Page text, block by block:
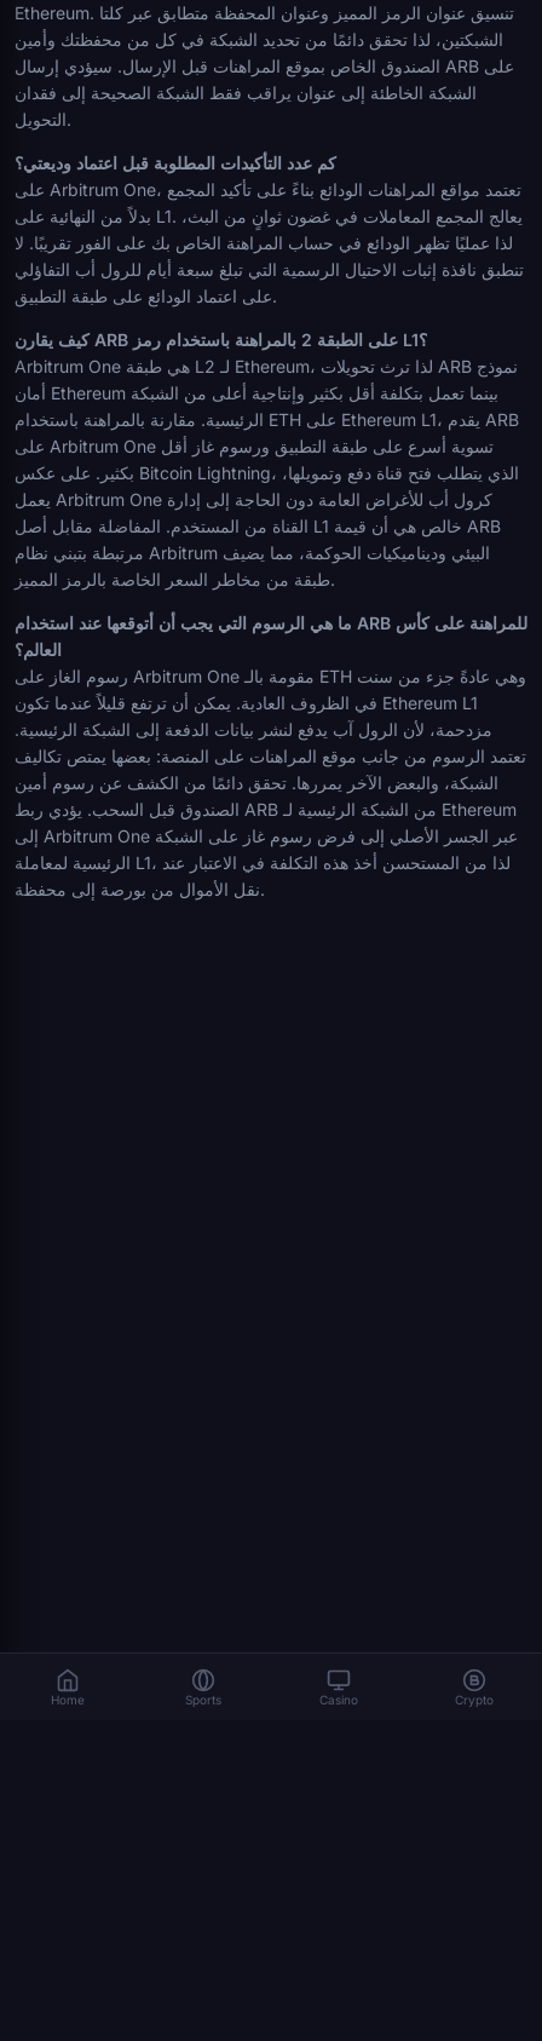
Ethereum. تنسيق عنوان الرمز المميز وعنوان المحفظة متطابق عبر كلتا
الشبكتين، لذا تحقق دائمًا من تحديد الشبكة في كل من محفظتك وأمين
الصندوق الخاص بموقع المراهنات قبل الإرسال. سيؤدي إرسال ARB على
الشبكة الخاطئة إلى عنوان يراقب فقط الشبكة الصحيحة إلى فقدان
التحويل.
كم عدد التأكيدات المطلوبة قبل اعتماد وديعتي؟
على Arbitrum One، تعتمد مواقع المراهنات الودائع بناءً على تأكيد المجمع
بدلاً من النهائية على L1. يعالج المجمع المعاملات في غضون ثوانٍ من البث،
لذا عمليًا تظهر الودائع في حساب المراهنة الخاص بك على الفور تقريبًا. لا
تنطبق نافذة إثبات الاحتيال الرسمية التي تبلغ سبعة أيام للرول أب التفاؤلي
على اعتماد الودائع على طبقة التطبيق.
كيف يقارن ARB على الطبقة 2 بالمراهنة باستخدام رمز L1؟
Arbitrum One هي طبقة L2 لـ Ethereum، لذا ترث تحويلات ARB نموذج
أمان Ethereum بينما تعمل بتكلفة أقل بكثير وإنتاجية أعلى من الشبكة
الرئيسية. مقارنة بالمراهنة باستخدام ETH على Ethereum L1، يقدم ARB
على Arbitrum One تسوية أسرع على طبقة التطبيق ورسوم غاز أقل
بكثير. على عكس Bitcoin Lightning، الذي يتطلب فتح قناة دفع وتمويلها،
يعمل Arbitrum One كرول أب للأغراض العامة دون الحاجة إلى إدارة
القناة من المستخدم. المفاضلة مقابل أصل L1 خالص هي أن قيمة ARB
مرتبطة بتبني نظام Arbitrum البيئي وديناميكيات الحوكمة، مما يضيف
طبقة من مخاطر السعر الخاصة بالرمز المميز.
ما هي الرسوم التي يجب أن أتوقعها عند استخدام ARB للمراهنة على كأس
العالم؟
رسوم الغاز على Arbitrum One مقومة بالـ ETH وهي عادةً جزء من سنت
في الظروف العادية. يمكن أن ترتفع قليلاً عندما تكون Ethereum L1
مزدحمة، لأن الرول آب يدفع لنشر بيانات الدفعة إلى الشبكة الرئيسية.
تعتمد الرسوم من جانب موقع المراهنات على المنصة: بعضها يمتص تكاليف
الشبكة، والبعض الآخر يمررها. تحقق دائمًا من الكشف عن رسوم أمين
الصندوق قبل السحب. يؤدي ربط ARB من الشبكة الرئيسية لـ Ethereum
إلى Arbitrum One عبر الجسر الأصلي إلى فرض رسوم غاز على الشبكة
الرئيسية لمعاملة L1، لذا من المستحسن أخذ هذه التكلفة في الاعتبار عند
نقل الأموال من بورصة إلى محفظة.
Home Sports Casino Crypto